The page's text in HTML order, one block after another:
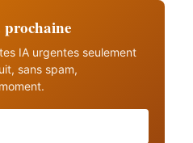
prochaine
IA urgentes seulement
sans spam,